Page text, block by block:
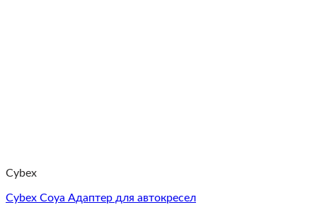
Cybex
Cybex Coya Адаптер для автокресел